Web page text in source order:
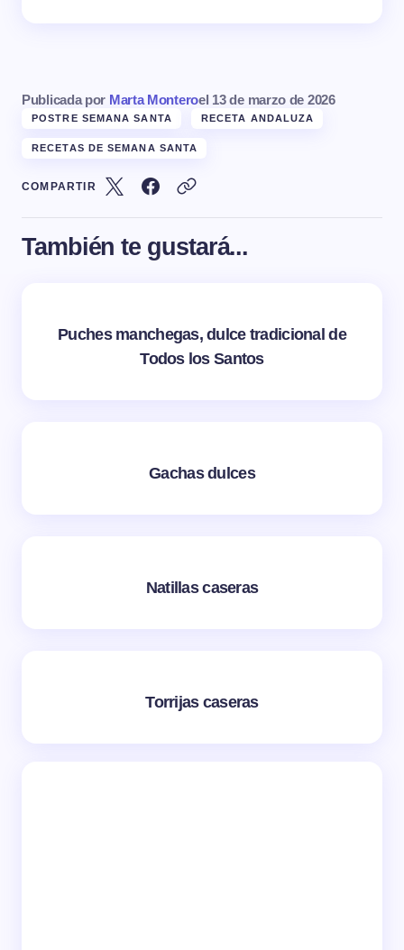
Publicada por Marta Monteroel 13 de marzo de 2026
POSTRE SEMANA SANTA RECETA ANDALUZA
RECETAS DE SEMANA SANTA
COMPARTIR
También te gustará...
Puches manchegas, dulce tradicional de
Todos los Santos
Gachas dulces
Natillas caseras
Torrijas caseras